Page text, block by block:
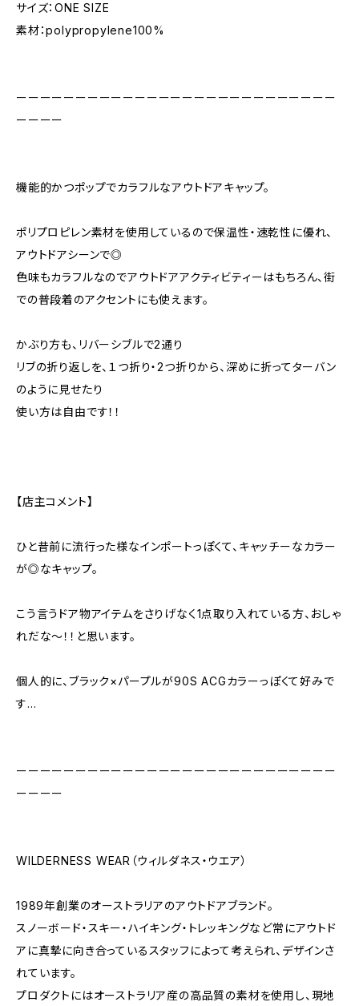
サイズ：ONE SIZE
素材：polypropylene100%
ーーーーーーーーーーーーーーーーーーーーーーーーーーー
ーーーー
機能的かつポップでカラフルなアウトドアキャップ。
ポリプロピレン素材を使用しているので保温性・速乾性に優れ、
アウトドアシーンで◎
色味もカラフルなのでアウトドアアクティビティーはもちろん、街
での普段着のアクセントにも使えます。
かぶり方も、リバーシブルで2通り
リブの折り返しを、１つ折り・2つ折りから、深めに折ってターバン
のように見せたり
使い方は自由です！！
【店主コメント】
ひと昔前に流行った様なインポートっぽくて、キャッチーなカラー
が◎なキャップ。
こう言うドア物アイテムをさりげなく1点取り入れている方、おしゃ
れだな〜！！と思います。
個人的に、ブラック×パープルが90S ACGカラーっぽくて好みで
す…
ーーーーーーーーーーーーーーーーーーーーーーーーーーー
ーーーー
WILDERNESS WEAR（ウィルダネス・ウエア）
1989年創業のオーストラリアのアウトドアブランド。
スノーボード・スキー・ハイキング・トレッキングなど常にアウトド
アに真摯に向き合っているスタッフによって考えられ、デザインさ
れています。
プロダクトにはオーストラリア産の高品質の素材を使用し、現地